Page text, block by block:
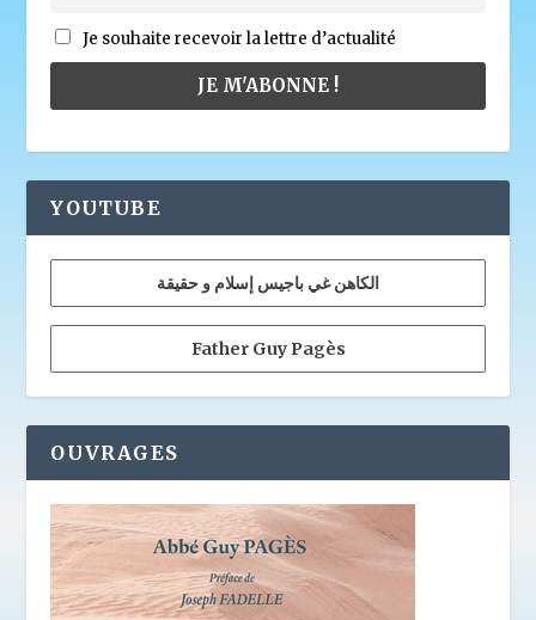
Je souhaite recevoir la lettre d’actualité
YOUTUBE
الكاهن غي باجيس إسلام و حقيقة
Father Guy Pagès
OUVRAGES